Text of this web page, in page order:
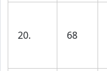
20. 68